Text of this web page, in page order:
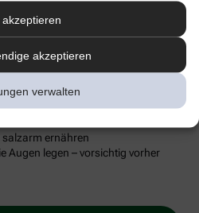
akzeptieren
akzeptieren
verwalten
achten und öfter Pausen gegen den
(in Richtung Lidkante
ernähren
Augen legen – vorsichtig vorher